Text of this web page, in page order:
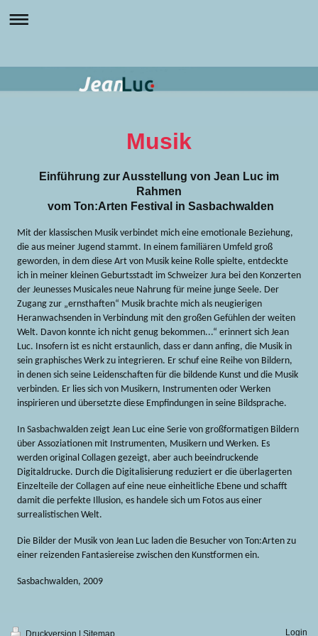
Musik
Einführung zur Ausstellung von Jean Luc im
Rahmen
vom Ton:Arten Festival in Sasbachwalden
Mit der klassischen Musik verbindet mich eine emotionale Beziehung,
die aus meiner Jugend stammt. In einem familiären Umfeld groß
geworden, in dem diese Art von Musik keine Rolle spielte, entdeckte
ich in meiner kleinen Geburtsstadt im Schweizer Jura bei den Konzerten
der Jeunesses Musicales neue Nahrung für meine junge Seele. Der
Zugang zur „ernsthaften“ Musik brachte mich als neugierigen
Heranwachsenden in Verbindung mit den großen Gefühlen der weiten
Welt. Davon konnte ich nicht genug bekommen...“ erinnert sich Jean
Luc. Insofern ist es nicht erstaunlich, dass er dann anfing, die Musik in
sein graphisches Werk zu integrieren. Er schuf eine Reihe von Bildern,
in denen sich seine Leidenschaften für die bildende Kunst und die Musik
verbinden. Er lies sich von Musikern, Instrumenten oder Werken
inspirieren und übersetzte diese Empfindungen in seine Bildsprache.
In Sasbachwalden zeigt Jean Luc eine Serie von großformatigen Bildern
über Assoziationen mit Instrumenten, Musikern und Werken. Es
werden original Collagen gezeigt, aber auch beeindruckende
Digitaldrucke. Durch die Digitalisierung reduziert er die überlagerten
Einzelteile der Collagen auf eine neue einheitliche Ebene und schafft
damit die perfekte Illusion, es handele sich um Fotos aus einer
surrealistischen Welt.
Die Bilder der Musik von Jean Luc laden die Besucher von Ton:Arten zu
einer reizenden Fantasiereise zwischen den Kunstformen ein.
Sasbachwalden, 2009
Druckversion | Sitemap Login